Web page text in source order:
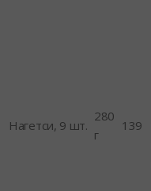
Нагетси, 9 шт.
280
г
139